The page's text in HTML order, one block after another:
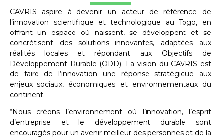
CAVRIS aspire à devenir un acteur de référence de
l’innovation scientifique et technologique au Togo, en
offrant un espace où naissent, se développent et se
concrétisent des solutions innovantes, adaptées aux
réalités locales et répondant aux Objectifs de
Développement Durable (ODD). La vision du CAVRIS est
de faire de l’innovation une réponse stratégique aux
enjeux sociaux, économiques et environnementaux du
continent.
“Nous créons l’environnement où l’innovation, l’esprit
d’entreprise et le développement durable sont
encouragés pour un avenir meilleur des personnes et de la